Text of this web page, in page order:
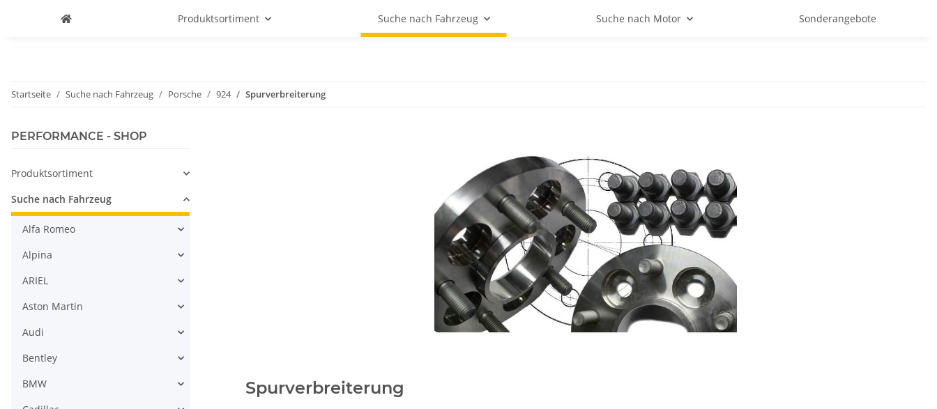
Produktsortiment Suche nach Fahrzeug Suche nach Motor Sonderangebote
Startseite Suche nach Fahrzeug Porsche 924 Spurverbreiterung
Spurverbreiterung
PERFORMANCE - SHOP
Produktsortiment
Suche nach Fahrzeug
Alfa Romeo
Alpina
ARIEL
Aston Martin
Audi
Bentley
BMW